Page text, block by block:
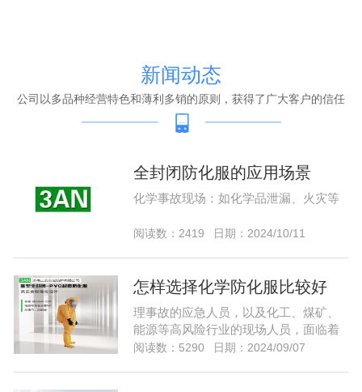
新闻动态
公司以多品种经营特色和薄利多销的原则，获得了广大客户的信任
全封闭防化服的应用场景
化学事故现场：如化学品泄漏、火灾等
阅读数：2419 日期：2024/10/11
怎样选择化学防化服比较好
理事故的应急人员，以及化工、煤矿、
能源等高风险行业的现场人员，面临着
潜在的爆燃和各种化学危害，需要能够
阅读数：5290 日期：2024/09/07